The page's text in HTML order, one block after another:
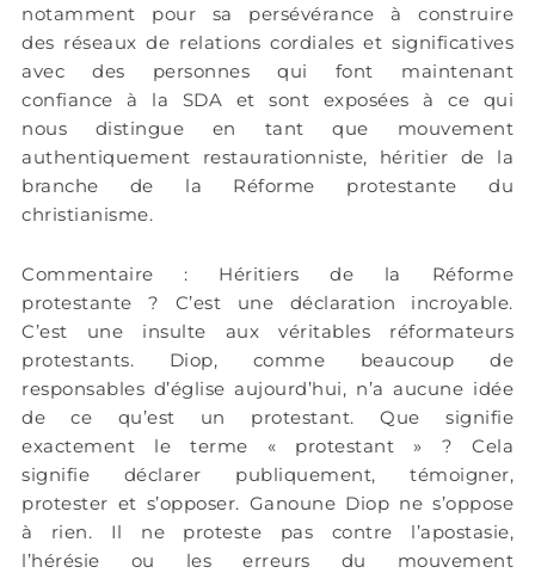
notamment pour sa persévérance à construire
des réseaux de relations cordiales et significatives
avec des personnes qui font maintenant
confiance à la SDA et sont exposées à ce qui
nous distingue en tant que mouvement
authentiquement restaurationniste, héritier de la
branche de la Réforme protestante du
christianisme.
Commentaire : Héritiers de la Réforme
protestante ? C’est une déclaration incroyable.
C’est une insulte aux véritables réformateurs
protestants. Diop, comme beaucoup de
responsables d’église aujourd’hui, n’a aucune idée
de ce qu’est un protestant. Que signifie
exactement le terme « protestant » ? Cela
signifie déclarer publiquement, témoigner,
protester et s’opposer. Ganoune Diop ne s’oppose
à rien. Il ne proteste pas contre l’apostasie,
l’hérésie ou les erreurs du mouvement